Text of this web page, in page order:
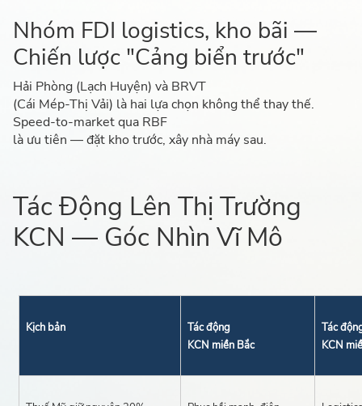
Nhóm FDI logistics, kho bãi —
Chiến lược "Cảng biển trước"
Hải Phòng (Lạch Huyện) và BRVT
(Cái Mép-Thị Vải) là hai lựa chọn không thể thay thế.
Speed-to-market qua RBF
là ưu tiên — đặt kho trước, xây nhà máy sau.
Tác Động Lên Thị Trường
KCN — Góc Nhìn Vĩ Mô
Kịch bản
Tác động
KCN miền Bắc
Tác
KCN